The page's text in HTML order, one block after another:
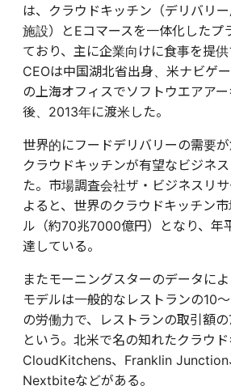
は、クラウドキッチン（デリバリ
施設）とEコマースを一体化したプ
ており、主に企業向けに食事を提
CEOは中国湖北省出身、米ナビゲ
の上海オフィスでソフトウエアア
後、2013年に渡米した。
世界的にフードデリバリーの需要
クラウドキッチンが有望なビジネ
た。市場調査会社ザ・ビジネスリ
よると、世界のクラウドキッチン
ル（約70兆7000億円）となり、年
達している。
またモーニングスターのデータに
モデルは一般的なレストランの10
の労働力で、レストランの取引額
という。北米で名の知れたクラウ
CloudKitchens、Franklin Junction
Nextbiteなどがある。